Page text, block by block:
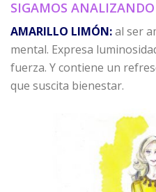
SIGAMOS
AMARILLO LIMÓN:al ser
mental. Expresa
fuerza. Y contiene un
que suscita bienestar.